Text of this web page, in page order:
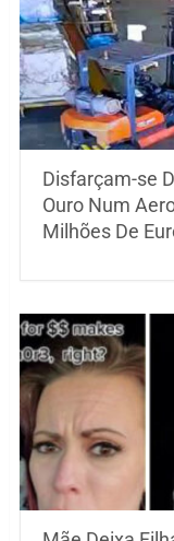
Disfarçam-se
Ouro Num
Milhões De